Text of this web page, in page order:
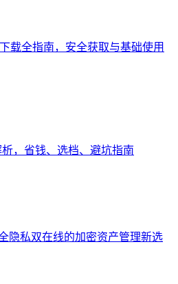
载全指南，安全获取与基础使用
，省钱、选档、避坑指南
隐私双在线的加密资产管理新选